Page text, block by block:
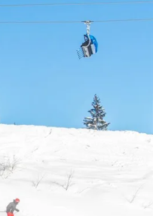
digitale Gästekarte
Prospektbestellung
Kurbeitrag
Gastaufnahmebedingungen
Reiseversicherung
Fahrpläne ÖPNV